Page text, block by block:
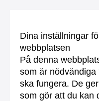
Dina inställningar
webbplatsen
På denna
som är
ska fungera. De
som gör att du kan